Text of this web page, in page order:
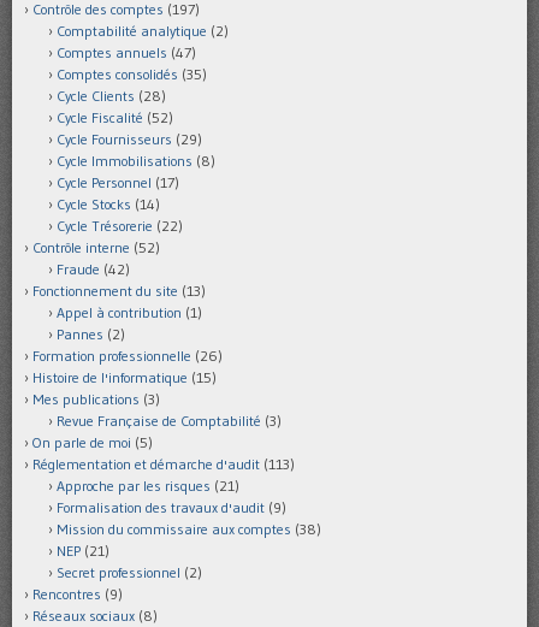
Contrôle des comptes (197)
Comptabilité analytique (2)
Comptes annuels (47)
Comptes consolidés (35)
Cycle Clients (28)
Cycle Fiscalité (52)
Cycle Fournisseurs (29)
Cycle Immobilisations (8)
Cycle Personnel (17)
Cycle Stocks (14)
Cycle Trésorerie (22)
Contrôle interne (52)
Fraude (42)
Fonctionnement du site (13)
Appel à contribution (1)
Pannes (2)
Formation professionnelle (26)
Histoire de l'informatique (15)
Mes publications (3)
Revue Française de Comptabilité (3)
On parle de moi (5)
Réglementation et démarche d'audit (113)
Approche par les risques (21)
Formalisation des travaux d'audit (9)
Mission du commissaire aux comptes (38)
NEP (21)
Secret professionnel (2)
Rencontres (9)
Réseaux sociaux (8)